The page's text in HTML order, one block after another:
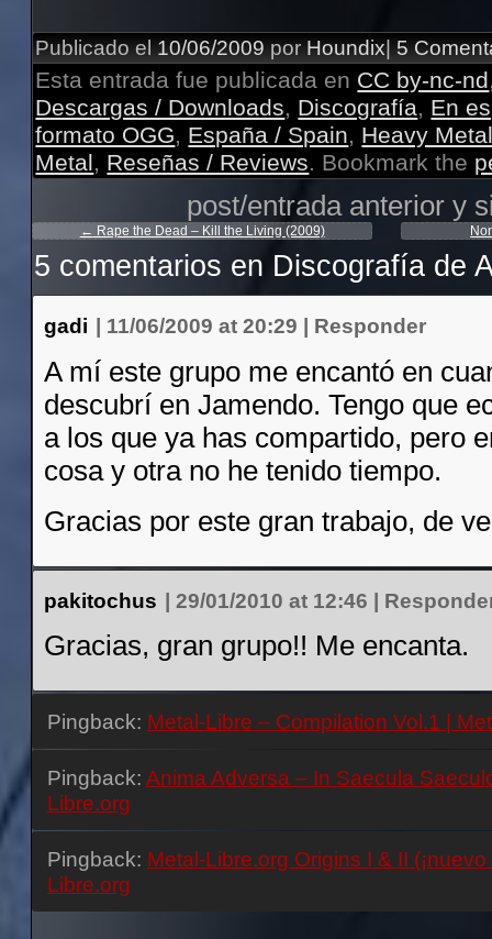
Publicado el 10/06/2009 por Houndix 5
Esta entrada fue publicada en CC by-nc-nd
Descargas / Downloads, Discografía, En
formato OGG, España / Spain, Heavy
Metal, Reseñas / Reviews. Bookmark the
post/entrada anterior y
← Rape the Dead – Kill the Living (2009)
5 comentarios en Discografía de
gadi 11/06/2009 at 20:29 Responder
A mí este grupo me encantó en
descubrí en Jamendo. Tengo que
a los que ya has compartido, pero
cosa y otra no he tenido tiempo.
Gracias por este gran trabajo, de
pakitochus |29/01/2010 at 12:46 |
Gracias, gran grupo!! Me encanta.
Pingback: Metal-Libre – Compilation Vol.1 |
Pingback: Anima Adversa – In Saecula
Libre.org
Pingback: Metal-Libre.org Origins I & II
Libre.org